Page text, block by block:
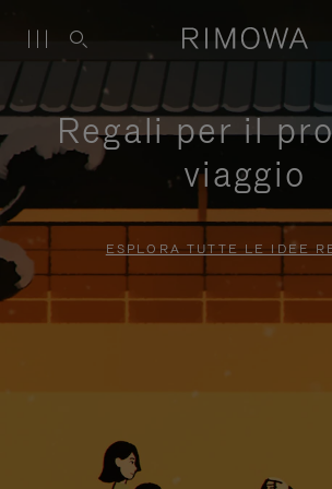
Regali per il
viaggio
ESPLORA TUTTE LE IDEE